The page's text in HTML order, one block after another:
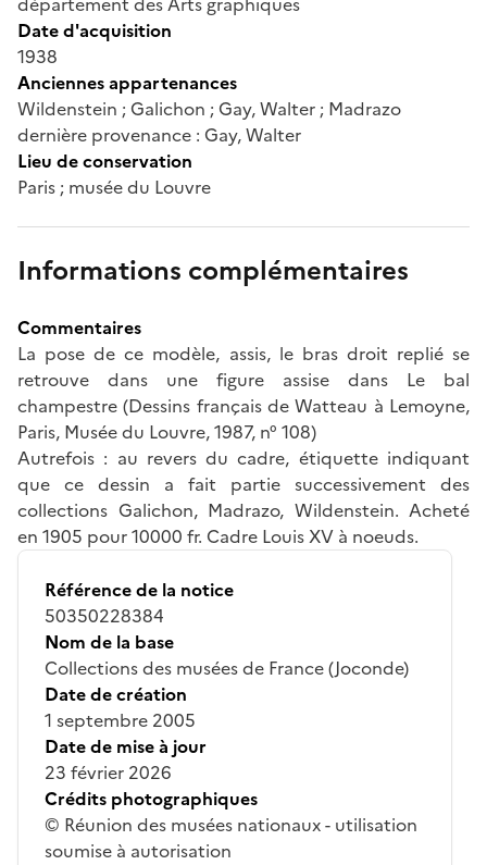
Date d'acquisition
1938
Anciennes appartenances
Wildenstein ; Galichon ; Gay, Walter ; Madrazo
dernière provenance : Gay, Walter
Lieu de conservation
Paris ; musée du Louvre
Informations complémentaires
Commentaires
La pose de ce modèle, assis, le bras droit replié se
retrouve dans une figure assise dans Le bal
champestre (Dessins français de Watteau à Lemoyne,
Paris, Musée du Louvre, 1987, n° 108)
Autrefois : au revers du cadre, étiquette indiquant
que ce dessin a fait partie successivement des
collections Galichon, Madrazo, Wildenstein. Acheté
en 1905 pour 10000 fr. Cadre Louis XV à noeuds.
Référence de la notice
50350228384
Nom de la base
Collections des musées de France (Joconde)
Date de création
1 septembre 2005
Date de mise à jour
23 février 2026
Crédits photographiques
© Réunion des musées nationaux - utilisation
soumise à autorisation